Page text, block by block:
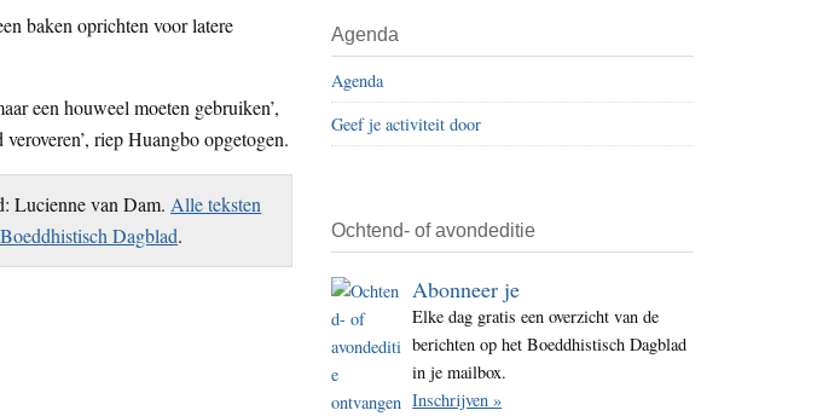
t
e
baken oprichten voor latere
een houweel moeten gebruiken’,
riep Huangbo opgetogen.
Lucienne van Dam.Alle teksten
Dagblad.
Agenda
Agenda
Geef je activiteit door
Ochtend- of avondeditie
Abonneer je
Elke dag gratis een overzicht van de
berichten op het Boeddhistisch Dagblad
in je mailbox.
Inschrijven »